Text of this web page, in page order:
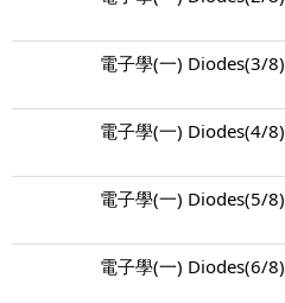
電子學(一) Diodes(3/8)
電子學(一) Diodes(4/8)
電子學(一) Diodes(5/8)
電子學(一) Diodes(6/8)